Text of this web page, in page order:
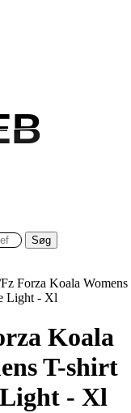
Søg
Fz Forza Koala Womens
Light - Xl
Koala
T-shirt
- Xl